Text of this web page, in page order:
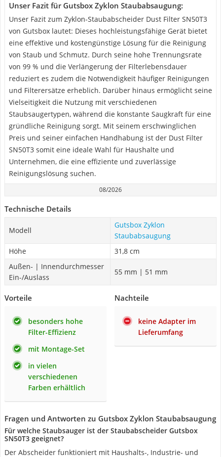
Unser Fazit für Gutsbox Zyklon Staubabsaugung:
Unser Fazit zum Zyklon-Staubabscheider Dust Filter SN50T3
von Gutsbox lautet: Dieses hochleistungsfähige Gerät bietet
eine effektive und kostengünstige Lösung für die Reinigung
von Staub und Schmutz. Durch seine hohe Trennungsrate
von 99 % und die Verlängerung der Filterlebensdauer
reduziert es zudem die Notwendigkeit häufiger Reinigungen
und Filterersätze erheblich. Darüber hinaus ermöglicht seine
Vielseitigkeit die Nutzung mit verschiedenen
Staubsaugertypen, während die konstante Saugkraft für eine
gründliche Reinigung sorgt. Mit seinem erschwinglichen
Preis und seiner einfachen Handhabung ist der Dust Filter
SN50T3 somit eine ideale Wahl für Haushalte und
Unternehmen, die eine effiziente und zuverlässige
Reinigungslösung suchen.
08/2026
Technische Details
Modell
Gutsbox Zyklon
Staubabsaugung
Höhe
31,8 cm
Außen- | Innendurchmesser
Ein-/Auslass
55 mm | 51 mm
Vorteile
besonders hohe
Filter-Effizienz
mit Montage-Set
in vielen
verschiedenen
Farben erhältlich
Nachteile
keine Adapter im
Lieferumfang
Fragen und Antworten zu Gutsbox Zyklon Staubabsaugung
Für welche Staubsauger ist der Staubabscheider Gutsbox
SN50T3 geeignet?
Der Abscheider funktioniert mit Haushalts-, Industrie- und